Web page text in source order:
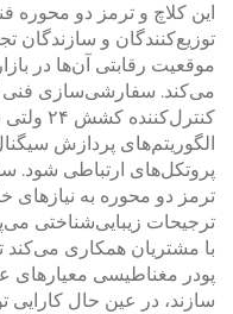
این کلاچ و ترمز دو محوره
توزیع‌کنندگان و سازندگان
موقعیت رقابتی آن‌ها در
می‌کند. سفارشی‌سازی فنی
کنترل‌کننده کشش ۲۴ ولتی
الگوریتم‌های پردازش
پروتکل‌های ارتباطی شود.
ترمز دو محوره به
ترجیحات زیبایی‌شناختی
با مشتریان همکاری می‌کند
پودر مغناطیسی معیارهای
سازند، در عین حال کارایی